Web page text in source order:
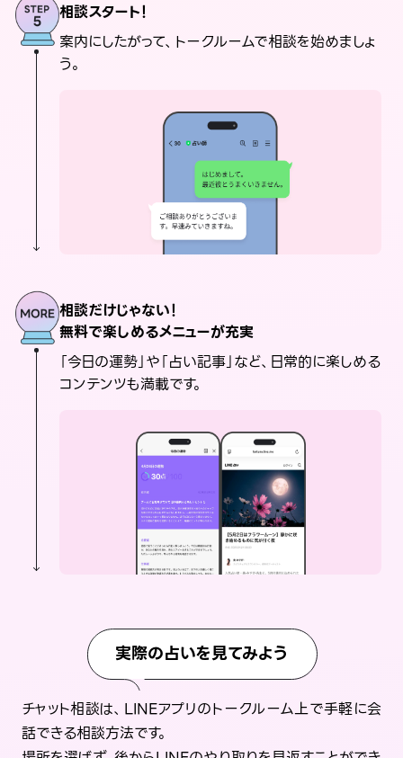
相談スタート！
案内にしたがって、トークルームで相談を始めましょ
う。
相談だけじゃない！
無料で楽しめるメニューが充実
「今日の運勢」や「占い記事」など、日常的に楽しめる
コンテンツも満載です。
実際の占いを見てみよう
チャット相談は、LINEアプリのトークルーム上で手軽に会
話できる相談方法です。